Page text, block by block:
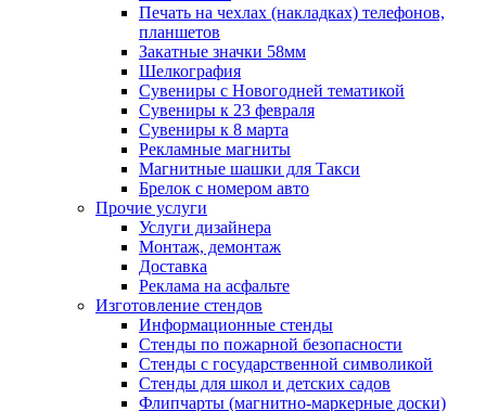
Печать на чехлах (накладках) телефонов,
планшетов
Закатные значки 58мм
Шелкография
Сувениры с Новогодней тематикой
Сувениры к 23 февраля
Сувениры к 8 марта
Рекламные магниты
Магнитные шашки для Такси
Брелок с номером авто
Прочие услуги
Услуги дизайнера
Монтаж, демонтаж
Доставка
Реклама на асфальте
Изготовление стендов
Информационные стенды
Стенды по пожарной безопасности
Стенды с государственной символикой
Стенды для школ и детских садов
Флипчарты (магнитно-маркерные доски)